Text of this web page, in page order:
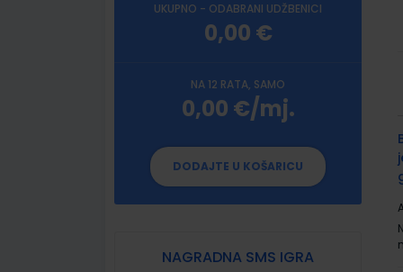
UKUPNO - ODABRANI UDŽBENICI
0,00 €
NA 12 RATA, SAMO
0,00 €/mj.
DODAJTE U KOŠARICU
NAGRADNA SMS IGRA